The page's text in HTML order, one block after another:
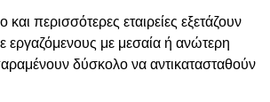
περισσότερες εταιρείες εξετάζουν
με μεσαία ή ανώτερη
δύσκολο να αντικατασταθούν